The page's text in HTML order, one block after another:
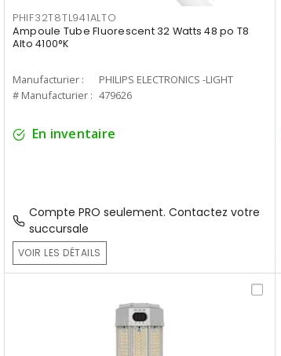
PHIF32T8TL941ALTO
Ampoule Tube Fluorescent 32 Watts 48 po T8
Alto 4100°K
Manufacturier :
PHILIPS ELECTRONICS -LIGHT
# Manufacturier : 479626
En inventaire
Compte PRO seulement. Contactez votre
succursale
VOIR LES DÉTAILS